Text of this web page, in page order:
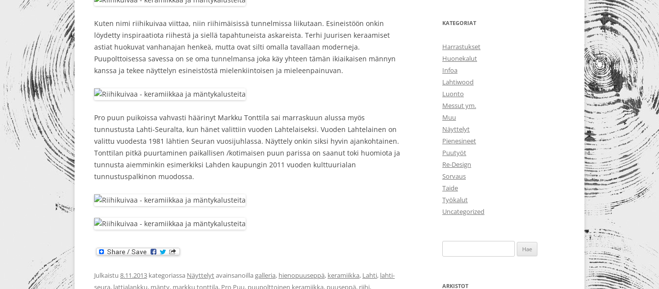
Kuten nimi riihikuivaa viittaa, niin riihimäisissä tunnelmissa liikutaan. Esineistöön onkin
löydetty inspiraatiota riihestä ja siellä tapahtuneista askareista. Terhi Juurisen keraamiset
astiat huokuvat vanhanajan henkeä, mutta ovat silti omalla tavallaan moderneja.
Puupolttoisessa savessa on se oma tunnelmansa joka käy yhteen tämän ikiaikaisen männyn
kanssa ja tekee näyttelyn esineistöstä mielenkiintoisen ja mieleenpainuvan.
Pro puun puikoissa vahvasti häärinyt Markku Tonttila sai marraskuun alussa myös
tunnustusta Lahti-Seuralta, kun hänet valittiin vuoden Lahtelaiseksi. Vuoden Lahtelainen on
valittu vuodesta 1981 lähtien Seuran vuosijuhlassa. Näyttely onkin siksi hyvin ajankohtainen.
Tonttilan pitkä puurtaminen paikallisen /kotimaisen puun parissa on saanut toki huomiota ja
tunnusta aiemminkin esimerkiksi Lahden kaupungin 2011 vuoden kulttuurialan
tunnustuspalkinon muodossa.
Julkaistu 8.11.2013 kategoriassa Näyttelytavainsanoilla galleria, hienopuuseppä, keramiikka, Lahti, lahti-
seura, lattialankku, mänty, markku tonttila, Pro Puu, puupolttoinen keramiikka, puuseppä, riihi,
KATEGORIAT
Harrastukset
Huonekalut
Infoa
Lahtiwood
Luonto
Messut ym.
Muu
Näyttelyt
Pienesineet
Puutyöt
Re-Design
Sorvaus
Taide
Työkalut
Uncategorized
ARKISTOT